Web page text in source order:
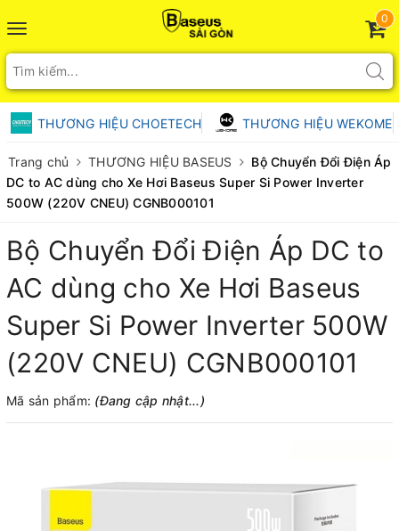
Toggle
navigation
0
THƯƠNG HIỆU CHOETECH THƯƠNG HIỆU WEKOME
Trang chủ THƯƠNG HIỆU BASEUS
Bộ Chuyển Đổi Điện Áp
DC to AC dùng cho Xe Hơi Baseus Super Si Power Inverter
500W (220V CNEU) CGNB000101
Bộ Chuyển Đổi Điện Áp DC to
AC dùng cho Xe Hơi Baseus
Super Si Power Inverter 500W
(220V CNEU) CGNB000101
Mã sản phẩm: (Đang cập nhật...)